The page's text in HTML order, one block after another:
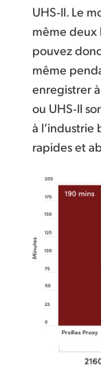
UHS‑II. Le
même deux
pouvez
même
enregistrer
ou UHS‑II
à l’industrie
rapides et